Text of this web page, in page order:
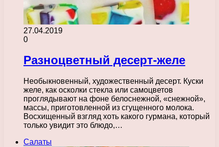
27.04.2019
0
Разноцветный десерт-желе
Необыкновенный, художественный десерт. Куски
желе, как осколки стекла или самоцветов
проглядывают на фоне белоснежной, «снежной»,
массы, приготовленной из сгущенного молока.
Восхищенный взгляд хоть какого гурмана, который
только увидит это блюдо,…
Салаты